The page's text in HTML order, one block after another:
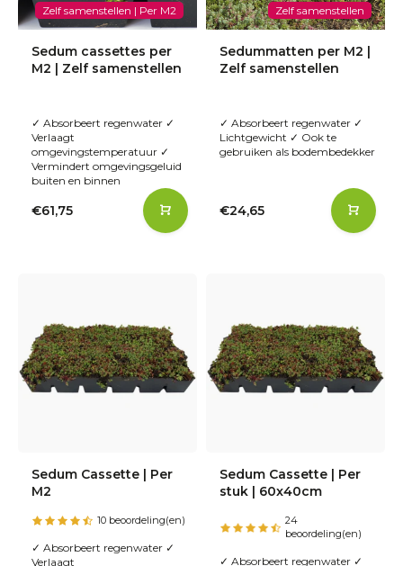
Zelf samenstellen | Per M2
Sedum cassettes per
M2 | Zelf samenstellen
✓ Absorbeert regenwater ✓
Verlaagt
omgevingstemperatuur ✓
Vermindert omgevingsgeluid
buiten en binnen
€61,75
Zelf samenstellen
Sedummatten per M2 |
Zelf samenstellen
✓ Absorbeert regenwater ✓
Lichtgewicht ✓ Ook te
gebruiken als bodembedekker
€24,65
Sedum Cassette | Per
M2
10 beoordeling(en)
✓ Absorbeert regenwater ✓
Verlaagt
Sedum Cassette | Per
stuk | 60x40cm
24
beoordeling(en)
✓ Absorbeert regenwater ✓